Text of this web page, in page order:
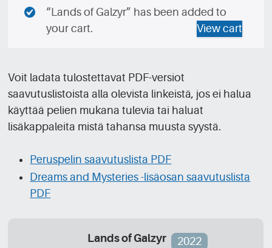
“Lands of Galzyr” has been added to
your cart.
View cart
Voit ladata tulostettavat PDF-versiot
saavutuslistoista alla olevista linkeistä, jos ei halua
käyttää pelien mukana tulevia tai haluat
lisäkappaleita mistä tahansa muusta syystä.
Peruspelin saavutuslista PDF
Dreams and Mysteries -lisäosan saavutuslista
PDF
Lands of Galzyr 2022